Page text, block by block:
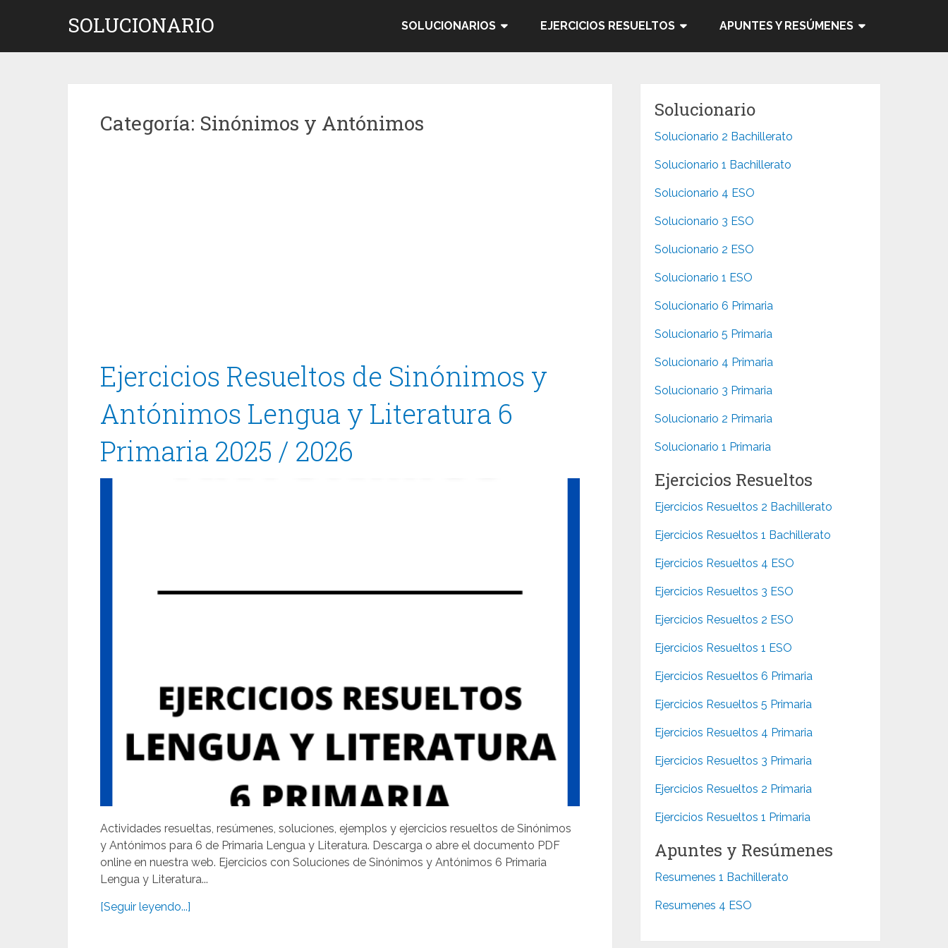
SOLUCIONARIO SOLUCIONARIOS EJERCICIOS RESUELTOS APUNTES Y RESÚMENES
Categoría: Sinónimos y Antónimos
Ejercicios Resueltos de Sinónimos y
Antónimos Lengua y Literatura 6
Primaria 2025 / 2026
Actividades resueltas, resúmenes, soluciones, ejemplos y ejercicios resueltos de Sinónimos
y Antónimos para 6 de Primaria Lengua y Literatura. Descarga o abre el documento PDF
online en nuestra web. Ejercicios con Soluciones de Sinónimos y Antónimos 6 Primaria
Lengua y Literatura...
[Seguir leyendo...]
Solucionario
Solucionario 2 Bachillerato
Solucionario 1 Bachillerato
Solucionario 4 ESO
Solucionario 3 ESO
Solucionario 2 ESO
Solucionario 1 ESO
Solucionario 6 Primaria
Solucionario 5 Primaria
Solucionario 4 Primaria
Solucionario 3 Primaria
Solucionario 2 Primaria
Solucionario 1 Primaria
Ejercicios Resueltos
Ejercicios Resueltos 2 Bachillerato
Ejercicios Resueltos 1 Bachillerato
Ejercicios Resueltos 4 ESO
Ejercicios Resueltos 3 ESO
Ejercicios Resueltos 2 ESO
Ejercicios Resueltos 1 ESO
Ejercicios Resueltos 6 Primaria
Ejercicios Resueltos 5 Primaria
Ejercicios Resueltos 4 Primaria
Ejercicios Resueltos 3 Primaria
Ejercicios Resueltos 2 Primaria
Ejercicios Resueltos 1 Primaria
Apuntes y Resúmenes
Resumenes 1 Bachillerato
Resumenes 4 ESO